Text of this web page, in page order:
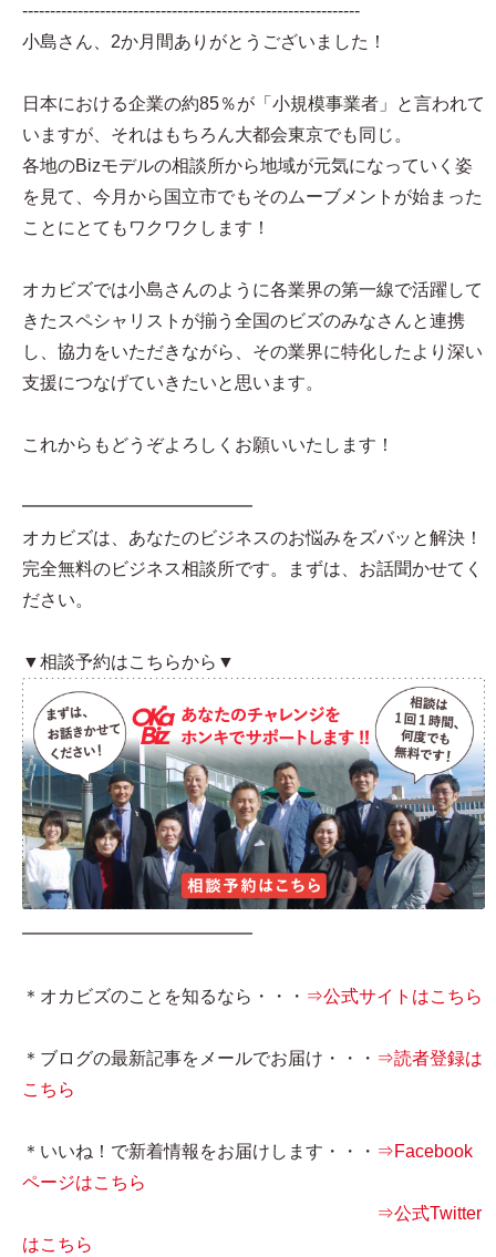
-------------------------------------------------------------
小島さん、2か月間ありがとうございました！
日本における企業の約85％が「小規模事業者」と言われて
いますが、それはもちろん大都会東京でも同じ。
各地のBizモデルの相談所から地域が元気になっていく姿
を見て、今月から国立市でもそのムーブメントが始まった
ことにとてもワクワクします！
オカビズでは小島さんのように各業界の第一線で活躍して
きたスペシャリストが揃う全国のビズのみなさんと連携
し、協力をいただきながら、その業界に特化したより深い
支援につなげていきたいと思います。
これからもどうぞよろしくお願いいたします！
━━━━━━━━━━━━━
オカビズは、あなたのビジネスのお悩みをズバッと解決！
完全無料のビジネス相談所です。まずは、お話聞かせてく
ださい。
▼相談予約はこちらから▼
━━━━━━━━━━━━━
＊オカビズのことを知るなら・・・ ⇒公式サイトはこちら
＊ブログの最新記事をメールでお届け・・・ ⇒読者登録は
こちら
＊いいね！で新着情報をお届けします・・・ ⇒Facebook
ページはこちら
⇒公式Twitter
はこちら